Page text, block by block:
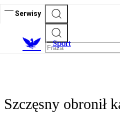
Serwisy
Sport
Szczęsny obronił